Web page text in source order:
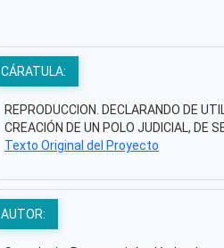
CÁRATULA:
REPRODUCCION. DECLARANDO DE
CREACIÓN DE UN POLO JUDICIAL, DE
Texto Original del Proyecto
AUTOR: